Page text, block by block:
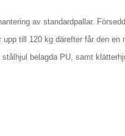
av standardpallar.
till 120 kg därefter får den
belagda PU, samt